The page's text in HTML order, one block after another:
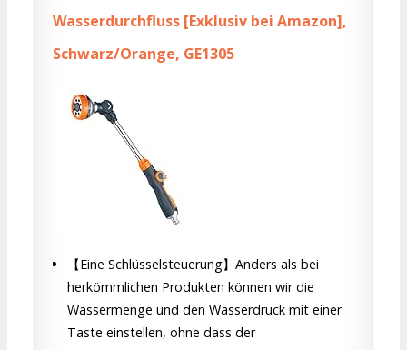
Wasserdurchfluss [Exklusiv bei Amazon],
Schwarz/Orange, GE1305
【Eine Schlüsselsteuerung】Anders als bei
herkömmlichen Produkten können wir die
Wassermenge und den Wasserdruck mit einer
Taste einstellen, ohne dass der